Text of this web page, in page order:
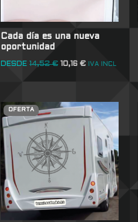
Cada día es una nueva
oportunidad
DESDE 14,52€ 10,16€ IVA INCL
OFERTA